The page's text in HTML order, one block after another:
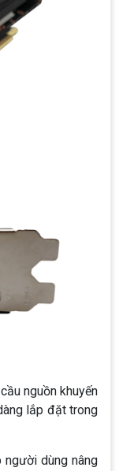
nguồn khuyến
lắp đặt trong
người dùng nâng